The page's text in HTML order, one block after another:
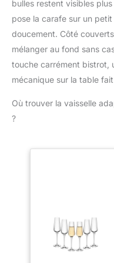
bulles restent visibles
pose la carafe sur un
doucement. Côté
mélanger au fond sans
touche carrément bistrot,
mécanique sur la table
Où trouver la vaisselle
?